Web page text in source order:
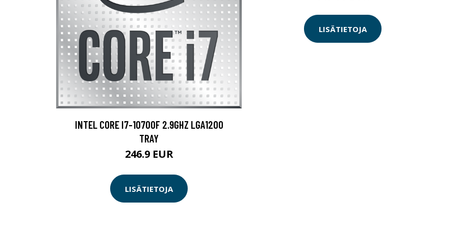
INTEL CORE I7-10700F 2.9GHZ LGA1200
TRAY
246.9 EUR
LISÄTIETOJA
LISÄTIETOJA